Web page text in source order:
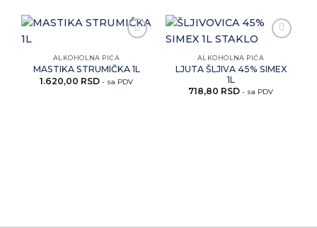
artikal
ALKOHOLNA PIĆA
MASTIKA STRUMIČKA 1L
1.620,00 RSD - sa PDV
artikal
ALKOHOLNA PIĆA
LJUTA ŠLJIVA 45% SIMEX
1L
718,80 RSD - sa PDV